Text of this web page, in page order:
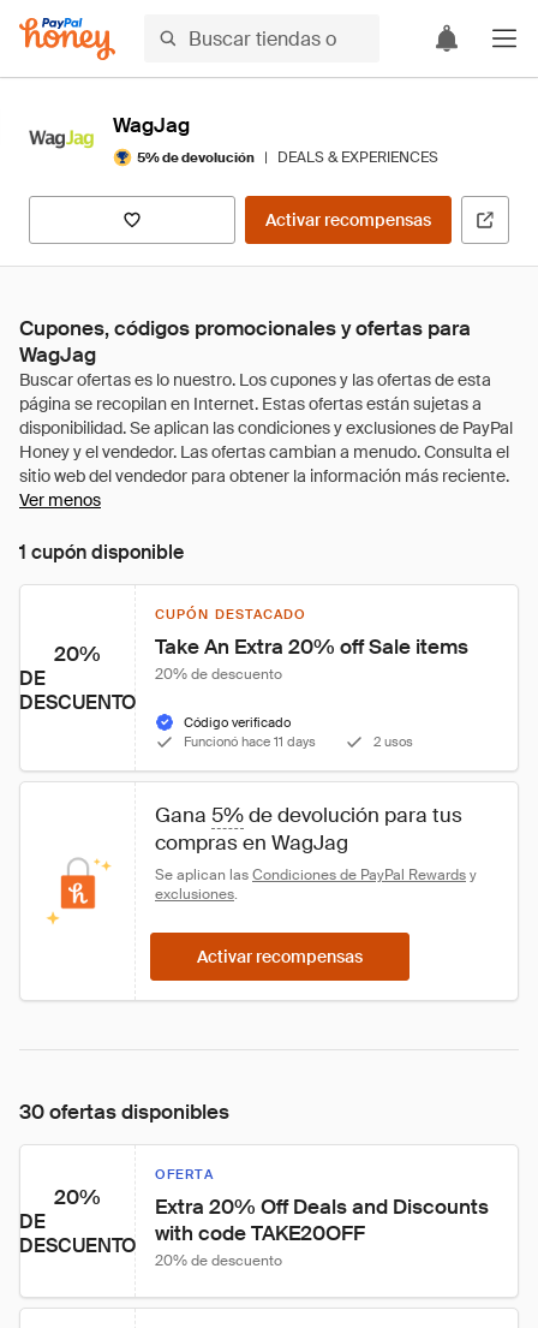
WagJag
5% de devolución | DEALS & EXPERIENCES
Activar recompensas
Cupones, códigos promocionales y ofertas para
WagJag
Ver menos
1 cupón disponible
20%
DE
DESCUENTO
CUPÓN DESTACADO
Take An Extra 20% off Sale items
20% de descuento
Código verificado
Funcionó hace 11 days
2 usos
Gana 5% de devolución para tus
compras en WagJag
Se aplican las Condiciones de PayPal Rewards y
exclusiones.
Activar recompensas
30 ofertas disponibles
20%
DE
DESCUENTO
OFERTA
Extra 20% Off Deals and Discounts
with code TAKE20OFF
20% de descuento